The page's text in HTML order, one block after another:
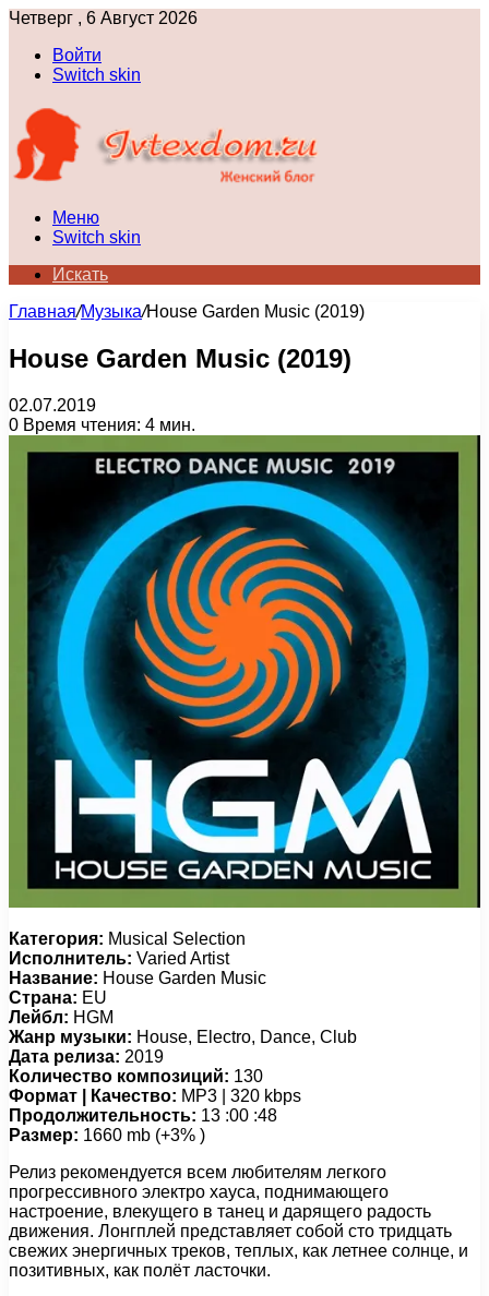
Четверг , 6 Август 2026
Войти
Switch skin
Меню
Switch skin
Искать
Главная/Музыка/House Garden Music (2019)
House Garden Music (2019)
02.07.2019
0 Время чтения: 4 мин.
Категория: Musical Selection
Исполнитель: Varied Artist
Название: House Garden Music
Страна: EU
Лейбл: HGM
Жанр музыки: House, Electro, Dance, Club
Дата релиза: 2019
Количество композиций: 130
Формат | Качество: MP3 | 320 kbps
Продолжительность: 13 :00 :48
Размер: 1660 mb (+3% )
Релиз рекомендуется всем любителям легкого
прогрессивного электро хауса, поднимающего
настроение, влекущего в танец и дарящего радость
движения. Лонгплей представляет собой сто тридцать
свежих энергичных треков, теплых, как летнее солнце, и
позитивных, как полёт ласточки.